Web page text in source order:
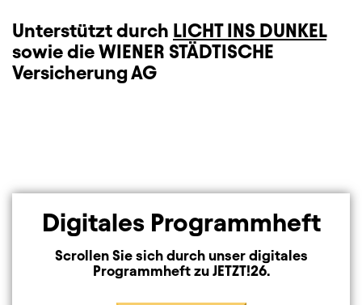
Unterstützt durch LICHT INS DUNKEL
sowie die WIENER STÄDTISCHE
Versicherung AG
Digitales Programmheft
Scrollen Sie sich durch unser digitales
Programmheft zu JETZT!26.